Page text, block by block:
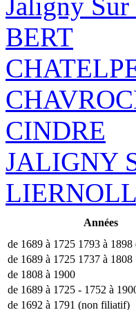
Jaligny Sur
BERT
CINDRE
JALIGNY
Années
de 1689 à 1725 1793 à
de 1689 à 1725 1737 à 1808
de 1808 à 1900
de 1689 à 1725 - 1752 à
de 1692 à 1791 (non filiatif)